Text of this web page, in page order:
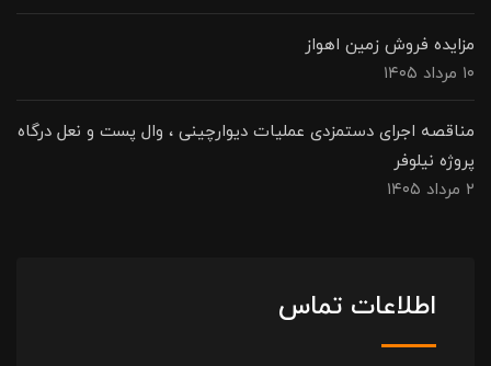
مزایده فروش زمین اهواز
۱۰ مرداد ۱۴۰۵
مناقصه اجرای دستمزدی عملیات دیوارچینی ، وال پست و نعل درگاه
پروژه نیلوفر
۲ مرداد ۱۴۰۵
اطلاعات تماس